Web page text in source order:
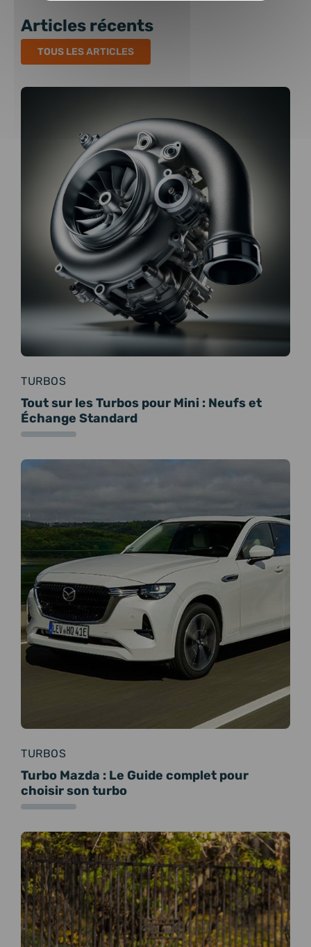
Articles récents
TOUS LES ARTICLES
TURBOS
Tout sur les Turbos pour Mini : Neufs et
Échange Standard
TURBOS
Turbo Mazda : Le Guide complet pour
choisir son turbo